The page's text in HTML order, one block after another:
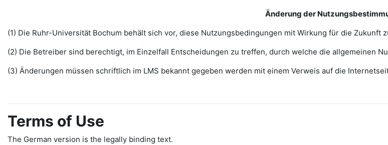
Änderung der
(1) Die Ruhr-Universität Bochum behält sich vor, diese Nutzungsbedingungen mit Wirkung für die Zukunft
(2) Die Betreiber sind berechtigt, im Einzelfall Entscheidungen zu treffen, durch welche die allgemeinen
(3) Änderungen müssen schriftlich im LMS bekannt gegeben werden mit einem Verweis auf die
Terms of Use
The German version is the legally binding text.